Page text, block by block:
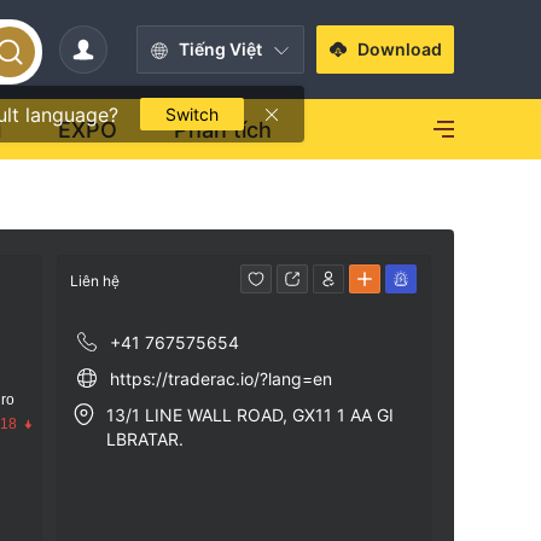
Tiếng Việt
language? Switch
Download
EXPO Phân tích
Liên hệ
+41 767575654
https://traderac.io/?lang=en
13/1 LINE WALL ROAD, GX11 1 AA GI
LBRATAR.